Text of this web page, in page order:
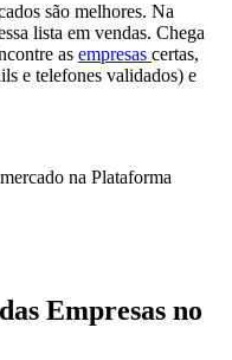
são melhores. Na
lista em vendas. Chega
as empresas certas,
e telefones validados) e
na Plataforma
Empresas no